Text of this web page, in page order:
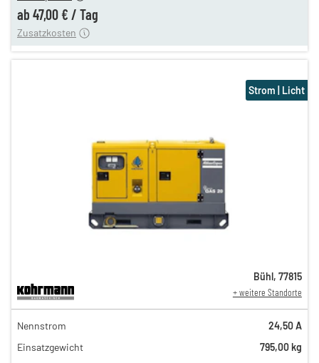
ab 47,00 € / Tag
12,00 €
Zusatzkosten
82,00 €
68,00 €
58,00 €
Strom | Licht
Bühl, 77815
+ weitere Standorte
Nennstrom
24,50 A
Einsatzgewicht
795,00 kg